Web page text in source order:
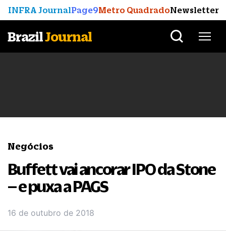
INFRA JournalPage9Metro QuadradoNewsletter
BrazilJournal
Negócios
Buffett vai ancorar IPO da Stone
– e puxa a PAGS
16 de outubro de 2018